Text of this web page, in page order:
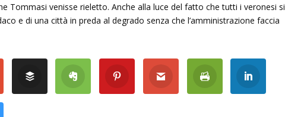
Tommasi venisse rieletto. Anche alla luce del fatto che tutti i veronesi si
e di una città in preda al degrado senza che l’amministrazione faccia